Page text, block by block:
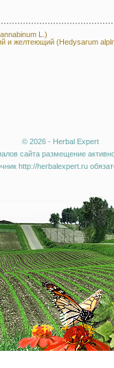
L.)
и желтеющий (Hedysarum
© 2026 - Herbal Expert
сайта размещение
http://herbalexpert.ru